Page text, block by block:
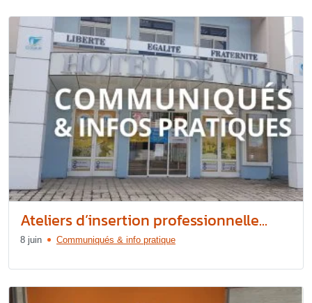
Ateliers d’insertion professionnelle...
8 juin Communiqués & info pratique